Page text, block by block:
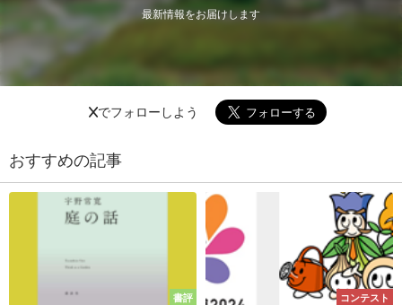
最新情報をお届けします
Xでフォローしよう
おすすめの記事
書評 コンテスト